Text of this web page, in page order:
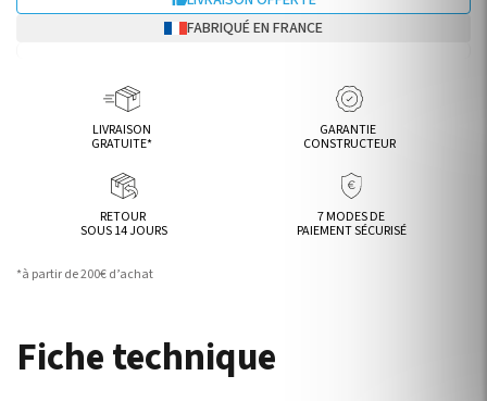
FABRIQUÉ EN FRANCE
LIVRAISON
GRATUITE*
GARANTIE
CONSTRUCTEUR
RETOUR
SOUS 14 JOURS
7 MODES DE
PAIEMENT SÉCURISÉ
*à partir de 200€ d’achat
Fiche technique